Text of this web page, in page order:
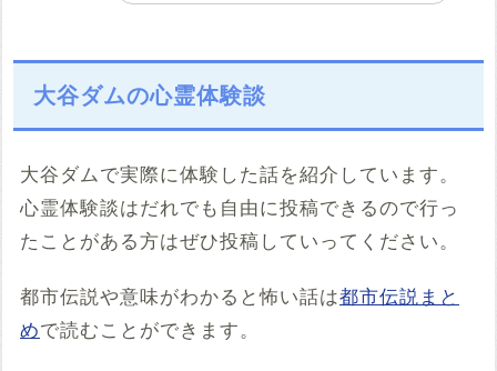
大谷ダムの心霊体験談
大谷ダムで実際に体験した話を紹介しています。
心霊体験談はだれでも自由に投稿できるので行っ
たことがある方はぜひ投稿していってください。
都市伝説や意味がわかると怖い話は都市伝説まと
めで読むことができます。